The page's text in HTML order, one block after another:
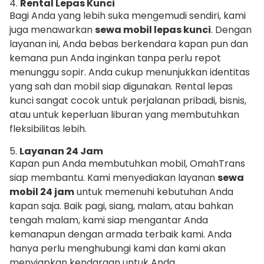
4. Rental Lepas Kunci
Bagi Anda yang lebih suka mengemudi sendiri, kami
juga menawarkansewa mobil lepas kunci. Dengan
layanan ini, Anda bebas berkendara kapan pun dan
kemana pun Anda inginkan tanpa perlu repot
menunggu sopir. Anda cukup menunjukkan identitas
yang sah dan mobil siap digunakan. Rental lepas
kunci sangat cocok untuk perjalanan pribadi, bisnis,
atau untuk keperluan liburan yang membutuhkan
fleksibilitas lebih.
5. Layanan 24 Jam
Kapan pun Anda membutuhkan mobil, OmahTrans
siap membantu. Kami menyediakan layanansewa
mobil 24 jamuntuk memenuhi kebutuhan Anda
kapan saja. Baik pagi, siang, malam, atau bahkan
tengah malam, kami siap mengantar Anda
kemanapun dengan armada terbaik kami. Anda
hanya perlu menghubungi kami dan kami akan